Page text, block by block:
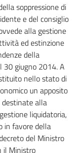
soppressione di
e del consiglio
alla gestione
ed estinzione
della
30 giugno 2014. A
nello stato di
un apposito
destinate alla
liquidatoria,
in favore della
del Ministro
il Ministro